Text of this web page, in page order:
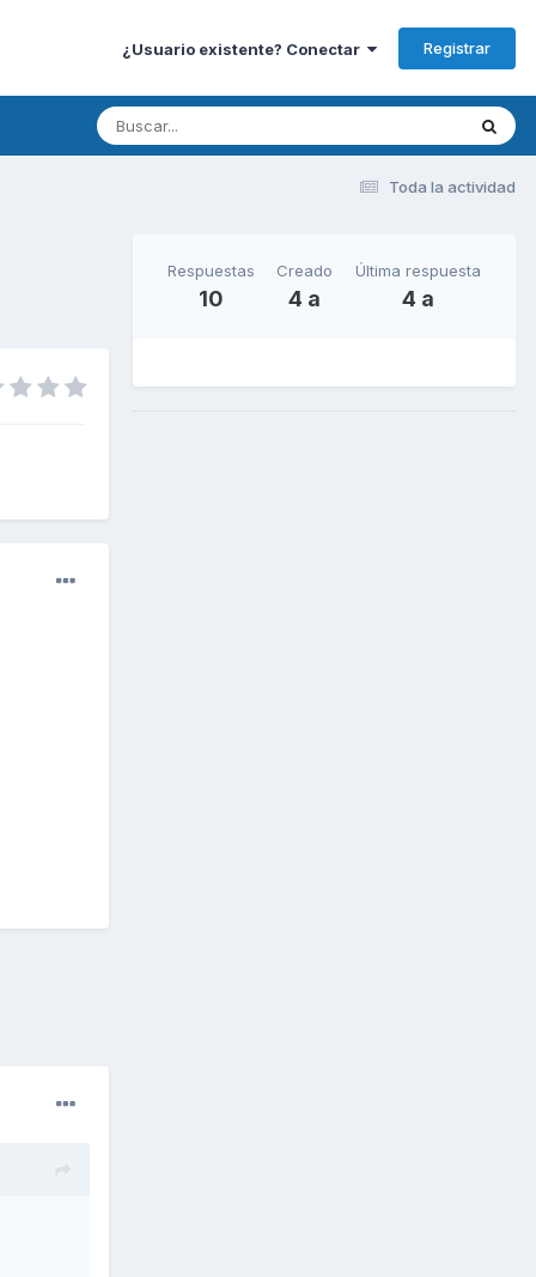
¿Usuario existente? Conectar Registrar
Toda la actividad
Respuestas
10
Creado
4 a
Última respuesta
4 a